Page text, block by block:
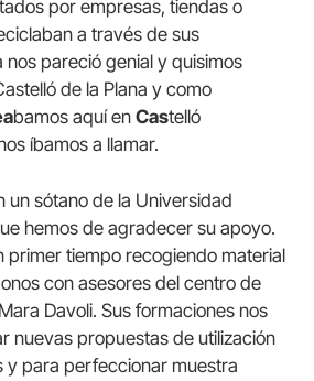
por empresas, tiendas o
a través de sus
nos pareció genial y quisimos
de la Plana y como
bamos aquí en Castelló
íbamos a llamar.
un sótano de la Universidad
hemos de agradecer su apoyo.
primer tiempo recogiendo material
con asesores del centro de
Davoli. Sus formaciones nos
nuevas propuestas de utilización
y para perfeccionar muestra